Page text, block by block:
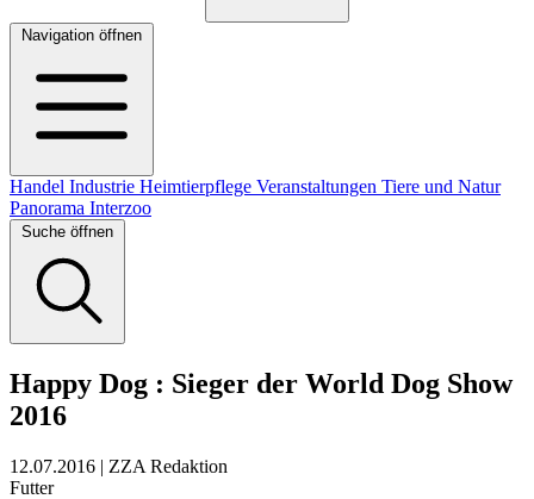
Navigation öffnen
Handel Industrie Heimtierpflege Veranstaltungen Tiere und Natur
Panorama Interzoo
Suche öffnen
Happy Dog : Sieger der World Dog Show
2016
12.07.2016 | ZZA Redaktion
Futter